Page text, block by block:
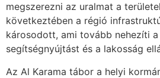
megszerezni az uralmat a
következtében a régió
károsodott, ami tovább nehezíti a
segítségnyújtást és a lakosság
Az Al Karama tábor a helyi